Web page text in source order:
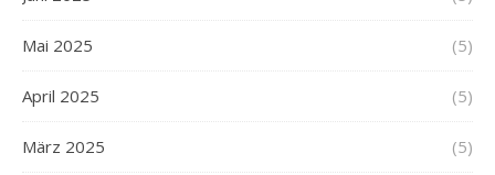
Mai 2025 (5)
April 2025 (5)
März 2025 (5)